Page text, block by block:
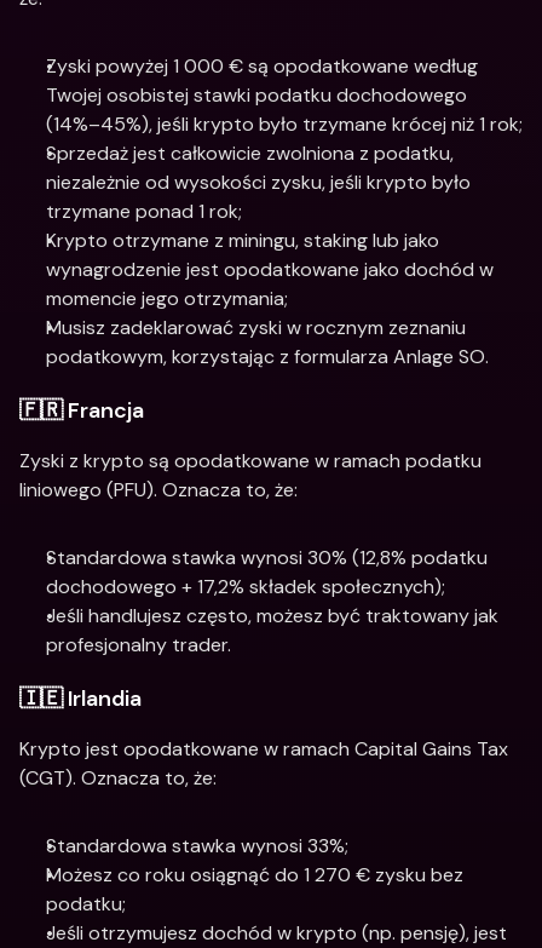
Zyski powyżej 1 000 € są opodatkowane według
Twojej osobistej stawki podatku dochodowego
(14%–45%), jeśli krypto było trzymane krócej niż 1 rok;
Sprzedaż jest całkowicie zwolniona z podatku,
niezależnie od wysokości zysku, jeśli krypto było
trzymane ponad 1 rok;
Krypto otrzymane z miningu, staking lub jako
wynagrodzenie jest opodatkowane jako dochód w
momencie jego otrzymania;
Musisz zadeklarować zyski w rocznym zeznaniu
podatkowym, korzystając z formularza Anlage SO.
🇫🇷 Francja
Zyski z krypto są opodatkowane w ramach podatku
liniowego (PFU). Oznacza to, że:
Standardowa stawka wynosi 30% (12,8% podatku
dochodowego + 17,2% składek społecznych);
Jeśli handlujesz często, możesz być traktowany jak
profesjonalny trader.
🇮🇪 Irlandia
Krypto jest opodatkowane w ramach Capital Gains Tax
(CGT). Oznacza to, że:
Standardowa stawka wynosi 33%;
Możesz co roku osiągnąć do 1 270 € zysku bez
podatku;
Jeśli otrzymujesz dochód w krypto (np. pensję), jest